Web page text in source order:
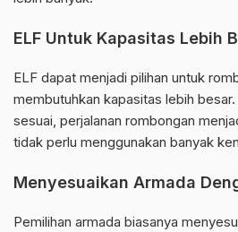
ELF Untuk Kapasitas Lebih
ELF dapat menjadi pilihan untuk
membutuhkan kapasitas lebih
sesuai, perjalanan rombongan
tidak perlu menggunakan banyak
Menyesuaikan Armada
Pemilihan armada biasanya